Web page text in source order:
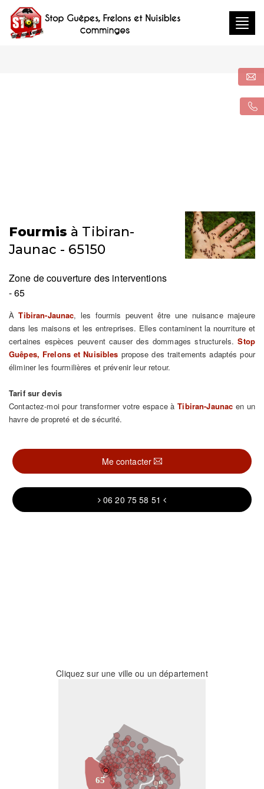
Fourmis à Tibiran-
Jaunac - 65150
Zone de couverture des interventions
- 65
ÀTibiran-Jaunac, les fourmis peuvent être une nuisance majeure
dans les maisons et les entreprises. Elles contaminent la nourriture et
certaines espèces peuvent causer des dommages structurels.Stop
Guêpes, Frelons et Nuisibles propose des traitements adaptés pour
éliminer les fourmilières et prévenir leur retour.
Tarif sur devis
Contactez-moi pour transformer votre espace àTibiran-Jaunac en un
havre de propreté et de sécurité.
Me contacter
06 20 75 58 51
Cliquez sur une ville ou un département
31
09
65